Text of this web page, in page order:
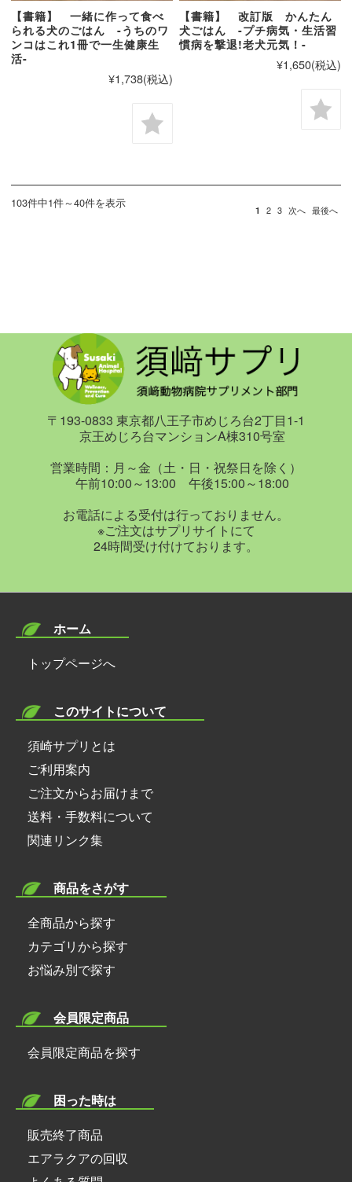
【書籍】 一緒に作って食べ
られる犬のごはん -うちのワ
ンコはこれ1冊で一生健康生
活-
¥1,738(税込)
【書籍】 改訂版 かんたん
犬ごはん -プチ病気・生活習
慣病を撃退!老犬元気！-
¥1,650(税込)
103件中1件～40件を表示
1 2 3 次へ 最後へ
〒193-0833 東京都八王子市めじろ台2丁目1-1
京王めじろ台マンションA棟310号室
営業時間：月～金（土・日・祝祭日を除く）
午前10:00～13:00 午後15:00～18:00
お電話による受付は行っておりません。
※ご注文はサプリサイトにて
24時間受け付けております。
ホーム
トップページへ
このサイトについて
須崎サプリとは
ご利用案内
ご注文からお届けまで
送料・手数料について
関連リンク集
商品をさがす
全商品から探す
カテゴリから探す
お悩み別で探す
会員限定商品
会員限定商品を探す
困った時は
販売終了商品
エアラクアの回収